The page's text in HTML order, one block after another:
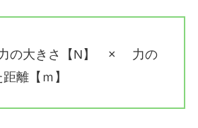
の大きさ【N】 × 力の
離【ｍ】